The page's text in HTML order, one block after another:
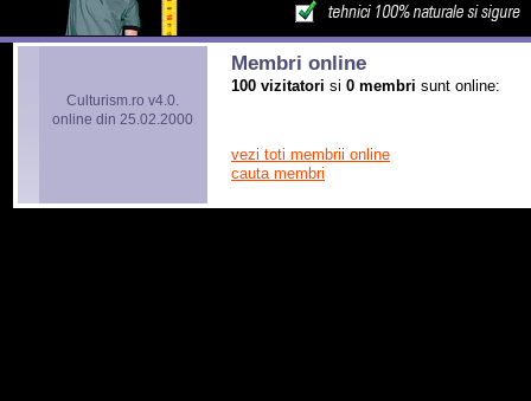
Culturism.ro v4.0.
online din 25.02.2000
Membri online
100 vizitatori si 0 membri sunt online:
vezi toti membrii online
cauta membri